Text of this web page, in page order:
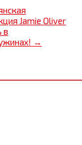
Jamie Oliver
в
→